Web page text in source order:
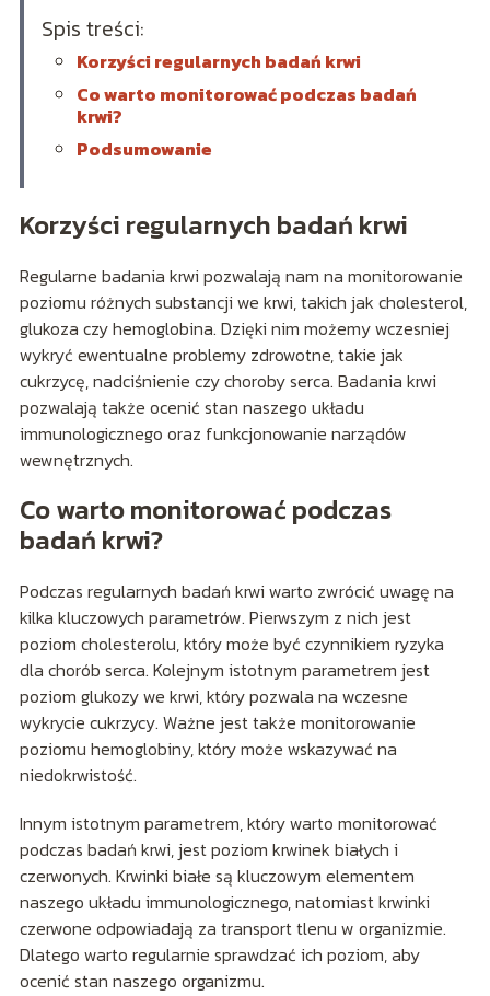
Spis treści:
Korzyści regularnych badań krwi
Co warto monitorować podczas badań
krwi?
Podsumowanie
Korzyści regularnych badań krwi
Regularne badania krwi pozwalają nam na monitorowanie
poziomu różnych substancji we krwi, takich jak cholesterol,
glukoza czy hemoglobina. Dzięki nim możemy wczesniej
wykryć ewentualne problemy zdrowotne, takie jak
cukrzycę, nadciśnienie czy choroby serca. Badania krwi
pozwalają także ocenić stan naszego układu
immunologicznego oraz funkcjonowanie narządów
wewnętrznych.
Co warto monitorować podczas
badań krwi?
Podczas regularnych badań krwi warto zwrócić uwagę na
kilka kluczowych parametrów. Pierwszym z nich jest
poziom cholesterolu, który może być czynnikiem ryzyka
dla chorób serca. Kolejnym istotnym parametrem jest
poziom glukozy we krwi, który pozwala na wczesne
wykrycie cukrzycy. Ważne jest także monitorowanie
poziomu hemoglobiny, który może wskazywać na
niedokrwistość.
Innym istotnym parametrem, który warto monitorować
podczas badań krwi, jest poziom krwinek białych i
czerwonych. Krwinki białe są kluczowym elementem
naszego układu immunologicznego, natomiast krwinki
czerwone odpowiadają za transport tlenu w organizmie.
Dlatego warto regularnie sprawdzać ich poziom, aby
ocenić stan naszego organizmu.